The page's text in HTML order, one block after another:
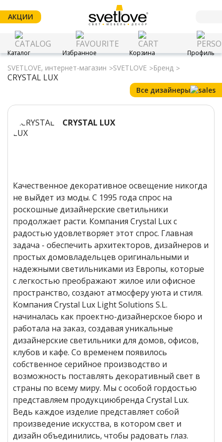
АКЦИИ
Каталог Избранное Корзина Профиль
SVETLOVE, интернет-магазин SVETLOVE Бренд
CRYSTAL LUX
Все дизайнеры
CRYSTAL LUX
Качественное декоративное освещение никогда
не выйдет из моды. С 1995 года спрос на
роскошные дизайнерские светильники
продолжает расти. Компания Crystal Lux с
радостью удовлетворяет этот спрос. Главная
задача - обеспечить архитекторов, дизайнеров и
простых домовладельцев оригинальными и
надежными светильниками из Европы, которые
с легкостью преображают жилое или офисное
пространство, создают атмосферу уюта и стиля.
Компания Crystal Lux Light Solutions S.L.
начиналась как проектно-дизайнерское бюро и
работала на заказ, создавая уникальные
дизайнерские светильники для домов, офисов,
клубов и кафе. Со временем появилось
собственное серийное производство и
возможность поставлять декоративный свет в
страны по всему миру. Мы с особой гордостью
представляем продукциюбренда Crystal Lux.
Ведь каждое изделие представляет собой
произведение искусства, в котором свет и
дизайн объединились, чтобы радовать глаз.